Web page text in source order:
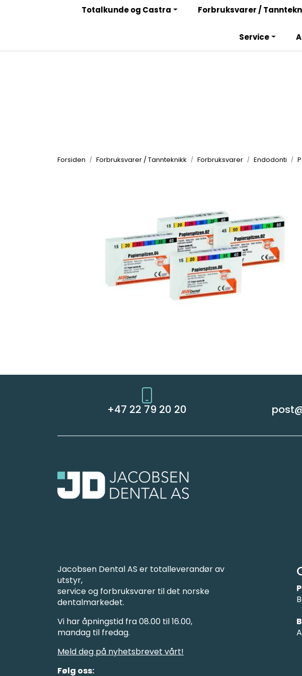
Bli
Totalkunde og Castra Forbruksvarer /
Service
Forsiden Forbruksvarer / Tannteknikk Forbruksvarer Endodonti
+47 22 79 20 20
Jacobsen Dental AS er totalleverandør av
utstyr,
service og forbruksvarer til det norske
dentalmarkedet.
Vi har åpningstid fra 08.00 til 16.00,
mandag til fredag.
Meld deg på nyhetsbrevet vårt!
Følg oss: